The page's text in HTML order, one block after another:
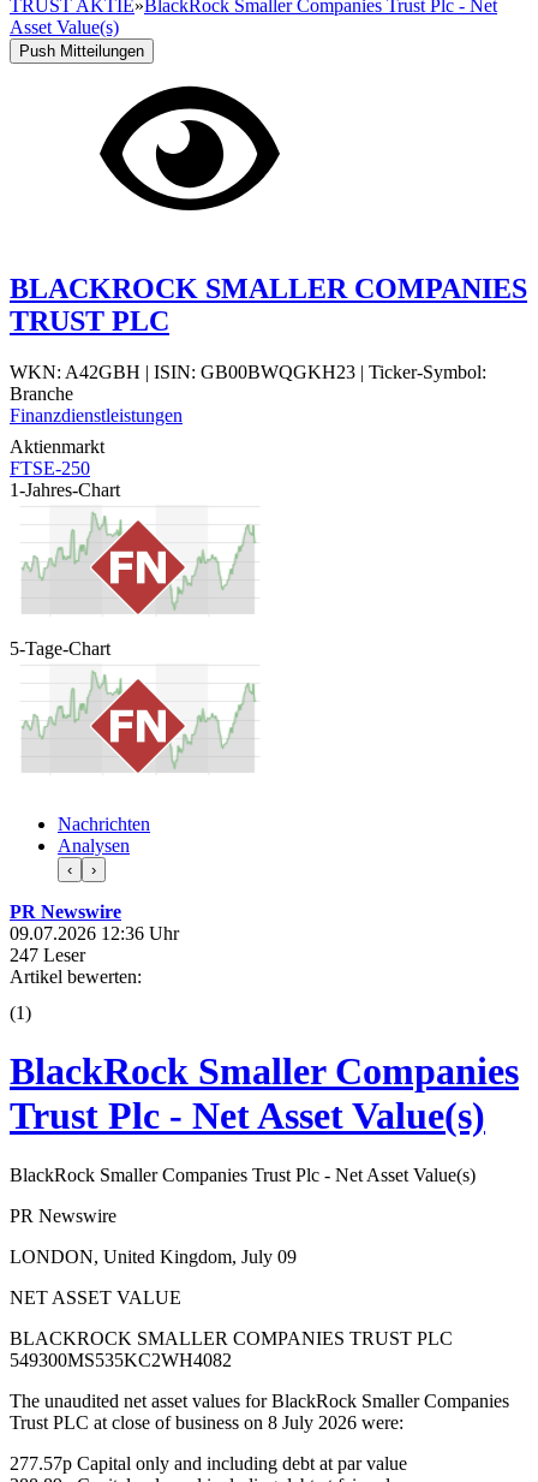
TRUST AKTIE»BlackRock Smaller Companies Trust Plc - Net
Asset Value(s)
Push Mitteilungen
BLACKROCK SMALLER COMPANIES
TRUST PLC
WKN: A42GBH | ISIN: GB00BWQGKH23 | Ticker-Symbol:
Branche
Finanzdienstleistungen
Aktienmarkt
FTSE-250
1-Jahres-Chart
5-Tage-Chart
Nachrichten
Analysen
‹ ›
PR Newswire
09.07.2026 12:36 Uhr
247 Leser
Artikel bewerten:
(1)
BlackRock Smaller Companies
Trust Plc - Net Asset Value(s)
BlackRock Smaller Companies Trust Plc - Net Asset Value(s)
PR Newswire
LONDON, United Kingdom, July 09
NET ASSET VALUE
BLACKROCK SMALLER COMPANIES TRUST PLC
549300MS535KC2WH4082
The unaudited net asset values for BlackRock Smaller Companies
Trust PLC at close of business on 8 July 2026 were:
277.57p Capital only and including debt at par value